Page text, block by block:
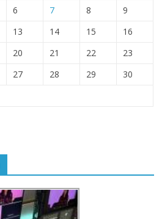
6 7 8
9
13 14 15
16
20 21 22
23
27 28 29
30